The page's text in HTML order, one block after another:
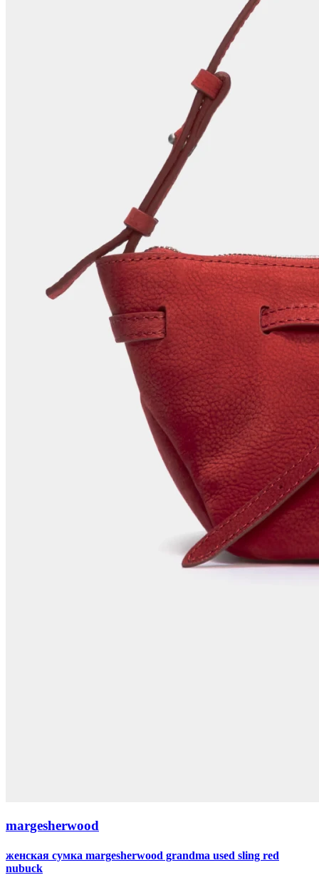
margesherwood
женская сумка margesherwood grandma used sling red
nubuck